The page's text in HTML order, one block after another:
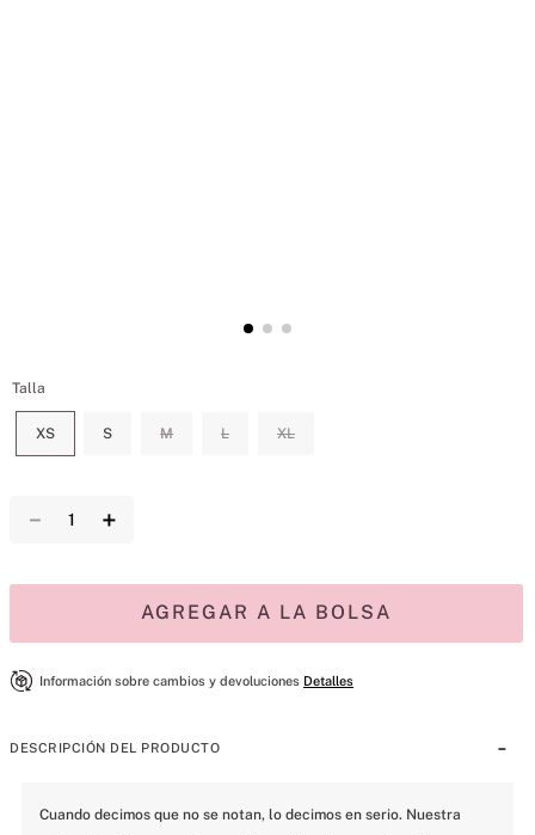
Talla
XS S M L XL
＋
－
AGREGAR A LA BOLSA
Información sobre cambios y devoluciones Detalles
DESCRIPCIÓN DEL PRODUCTO
Cuando decimos que no se notan, lo decimos en serio. Nuestra